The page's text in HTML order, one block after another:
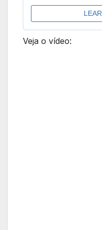
Veja o vídeo: